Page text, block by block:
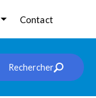
Contact
Rechercher